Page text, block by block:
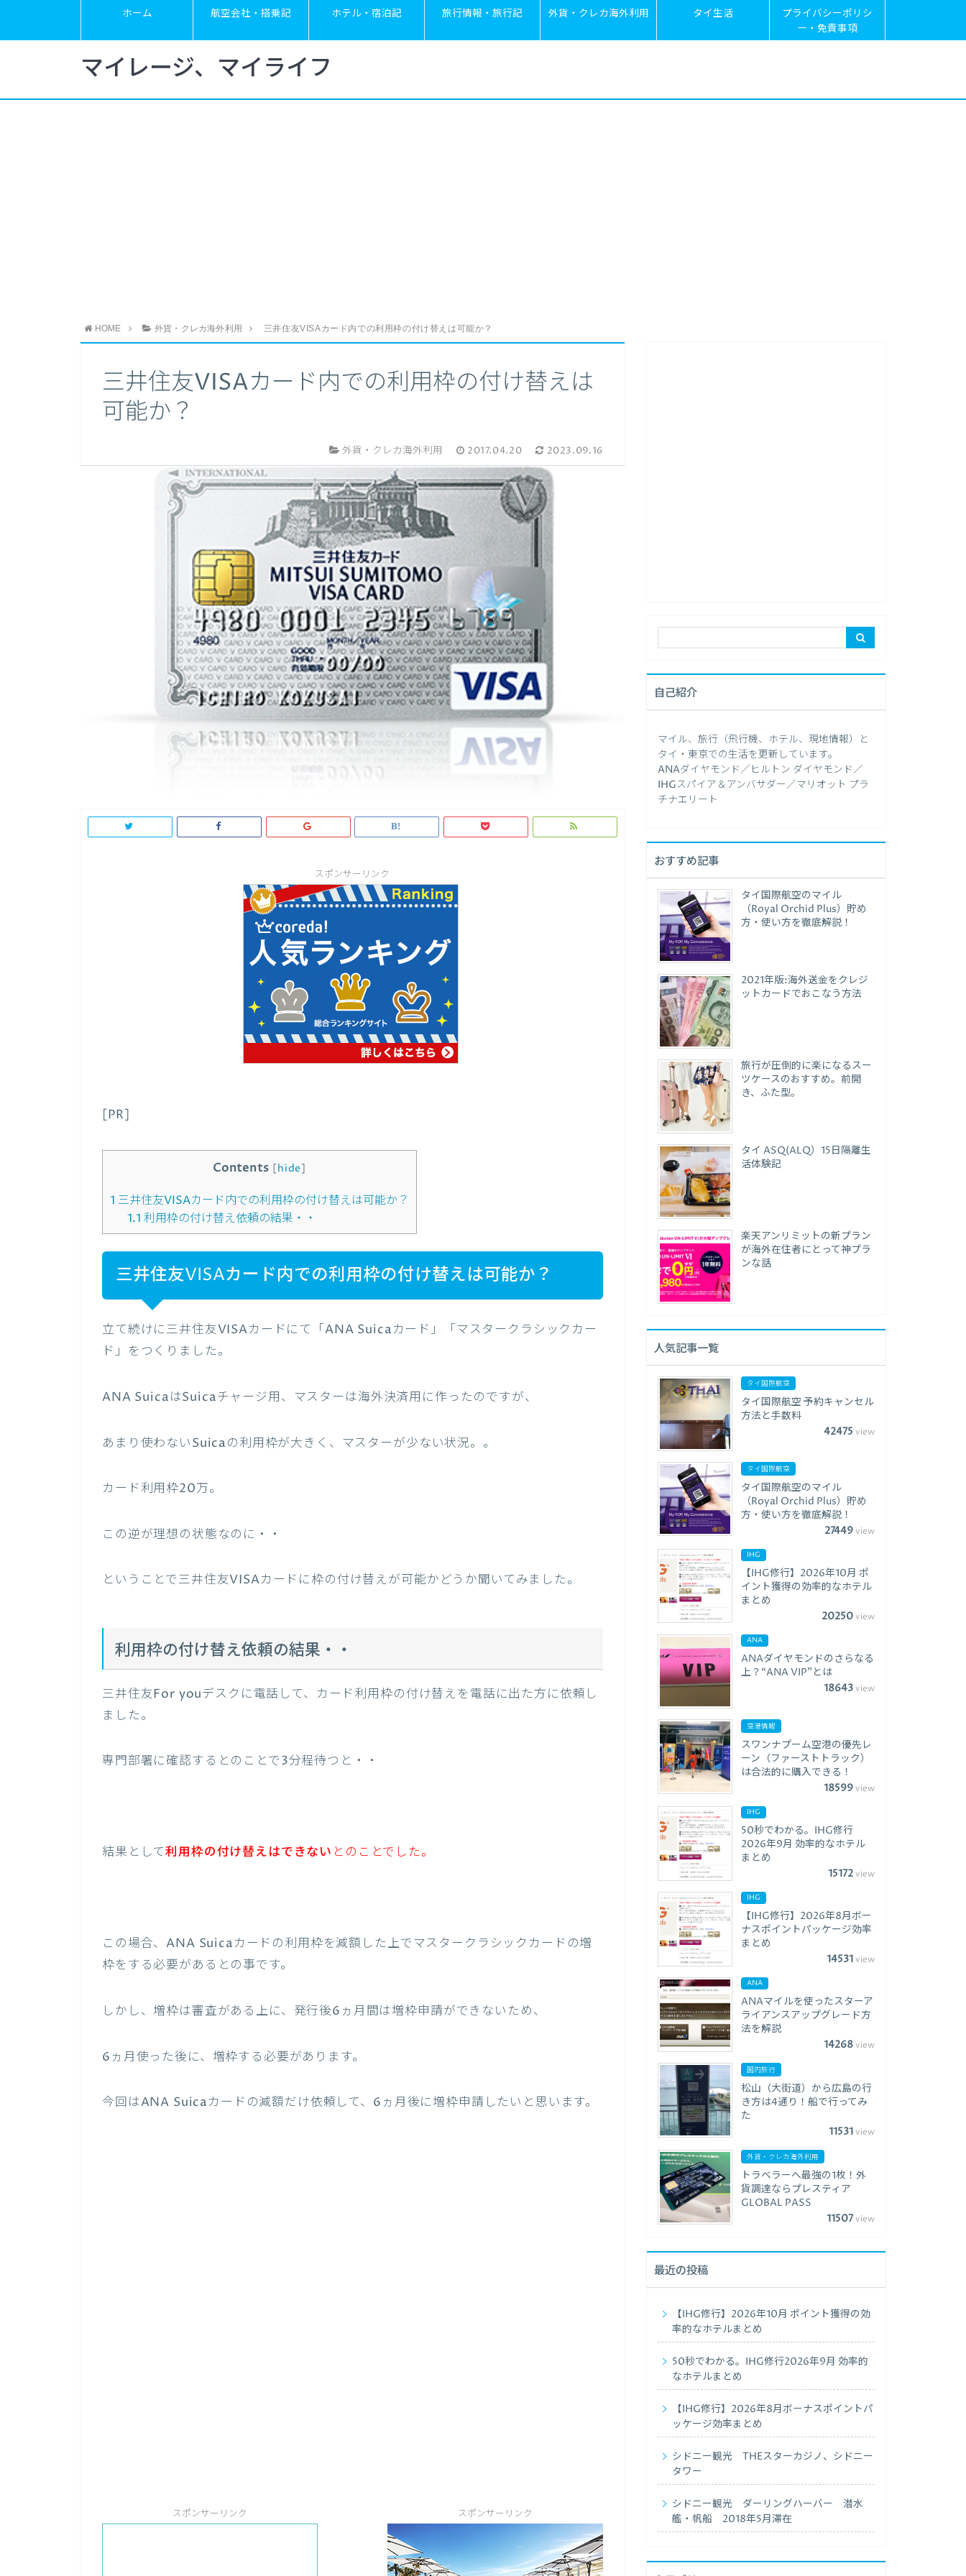
ホーム 航空会社・搭乗記 ホテル・宿泊記 旅行情報・旅行記 外貨・クレカ海外利用 タイ生活
プライバシーポリシ
ー・免責事項
マイレージ、マイライフ
HOME 外貨・クレカ海外利用 三井住友VISAカード内での利用枠の付け替えは可能か？
三井住友VISAカード内での利用枠の付け替えは
可能か？
外貨・クレカ海外利用 2017.04.20 2023.09.16
スポンサーリンク
[PR]
Contents [hide]
1 三井住友VISAカード内での利用枠の付け替えは可能か？
1.1 利用枠の付け替え依頼の結果・・
三井住友VISAカード内での利用枠の付け替えは可能か？
立て続けに三井住友VISAカードにて「ANA Suicaカード」「マスタークラシックカー
ド」をつくりました。
ANA SuicaはSuicaチャージ用、マスターは海外決済用に作ったのですが、
あまり使わないSuicaの利用枠が大きく、マスターが少ない状況。。
カード利用枠20万。
この逆が理想の状態なのに・・
ということで三井住友VISAカードに枠の付け替えが可能かどうか聞いてみました。
利用枠の付け替え依頼の結果・・
三井住友For youデスクに電話して、カード利用枠の付け替えを電話に出た方に依頼し
ました。
専門部署に確認するとのことで3分程待つと・・
結果として利用枠の付け替えはできない とのことでした。
この場合、ANA Suicaカードの利用枠を減額した上でマスタークラシックカードの増
枠をする必要があるとの事です。
しかし、増枠は審査がある上に、発行後6ヵ月間は増枠申請ができないため、
6ヵ月使った後に、増枠する必要があります。
今回はANA Suicaカードの減額だけ依頼して、6ヵ月後に増枠申請したいと思います。
スポンサーリンク スポンサーリンク
自己紹介
マイル、旅行（飛行機、ホテル、現地情報）と
タイ・東京での生活を更新しています。
ANAダイヤモンド／ヒルトン ダイヤモンド／
IHGスパイア＆アンバサダー／マリオット プラ
チナエリート
おすすめ記事
タイ国際航空のマイル
（Royal Orchid Plus）貯め
方・使い方を徹底解説！
2021年版:海外送金をクレジ
ットカードでおこなう方法
旅行が圧倒的に楽になるスー
ツケースのおすすめ。前開
き、ふた型。
タイ ASQ(ALQ）15日隔離生
活体験記
楽天アンリミットの新プラン
が海外在住者にとって神プラ
ンな話
人気記事一覧
タイ国際航空
タイ国際航空 予約キャンセル
方法と手数料
42475 view
タイ国際航空
タイ国際航空のマイル
（Royal Orchid Plus）貯め
方・使い方を徹底解説！
27449view
IHG
【IHG修行】2026年10月 ポ
イント獲得の効率的なホテル
まとめ
20250view
ANA
ANAダイヤモンドのさらなる
上？“ANA VIP”とは
18643view
空港情報
スワンナプーム空港の優先レ
ーン（ファーストトラック）
は合法的に購入できる！
18599view
IHG
50秒でわかる。IHG修行
2026年9月 効率的なホテル
まとめ
15172view
IHG
【IHG修行】2026年8月ボー
ナスポイントパッケージ効率
まとめ
14531view
ANA
ANAマイルを使ったスターア
ライアンスアップグレード方
法を解説
14268view
国内旅行
松山（大街道）から広島の行
き方は4通り！船で行ってみ
た
11531view
外貨・クレカ海外利用
トラベラーへ最強の1枚！外
貨調達ならプレスティア
GLOBAL PASS
11507view
最近の投稿
【IHG修行】2026年10月 ポイント獲得の効
率的なホテルまとめ
50秒でわかる。IHG修行2026年9月 効率的
なホテルまとめ
【IHG修行】2026年8月ボーナスポイントパ
ッケージ効率まとめ
シドニー観光 THEスターカジノ、シドニー
タワー
シドニー観光 ダーリングハーバー 潜水
艦・帆船 2018年5月滞在